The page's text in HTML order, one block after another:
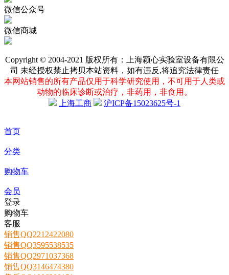
微信公众号
微信商城
Copyright © 2004-2021 版权所有：上海颖心实验室设备有限公
司 未经授权禁止拷贝本站资料，如有违反,将追究法律责任
本网站销售的所有产品仅用于科学研究使用，不可用于人类或
动物的临床诊断或治疗，非药用，非食用。
上海工商
沪ICP备15023625号-1
首页
分类
购物车
会员
登录
购物车
客服
销售QQ2212422080
销售QQ3595538535
销售QQ2971037368
销售QQ3146474380